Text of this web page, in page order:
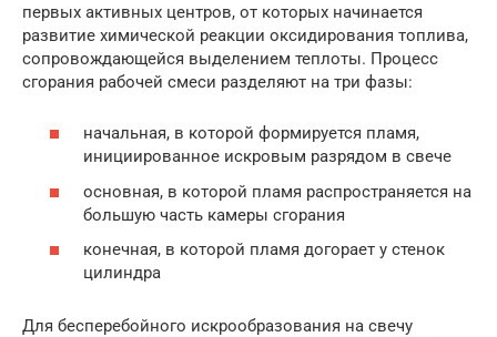
первых активных центров, от которых на­чинается
развитие химической реакции оксидирования топлива,
со­провождающейся выделением теплоты. Процесс
сгорания рабочей смеси разделяют на три фазы:
начальная, в которой формируется пламя,
инициированное ис­кровым разрядом в свече
основная, в которой пламя распространяется на
большую часть камеры сгорания
конечная, в которой пламя догорает у стенок
цилиндра
Для бесперебойного искрообразования на свечу